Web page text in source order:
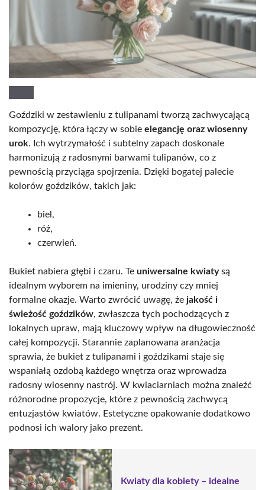
Goździki w zestawieniu z tulipanami tworzą zachwycającą
kompozycję, która łączy w sobie elegancję oraz wiosenny
urok. Ich wytrzymałość i subtelny zapach doskonale
harmonizują z radosnymi barwami tulipanów, co z
pewnością przyciąga spojrzenia. Dzięki bogatej palecie
kolorów goździków, takich jak:
biel,
róż,
czerwień.
Bukiet nabiera głębi i czaru. Te uniwersalne kwiatysą
idealnym wyborem na imieniny, urodziny czy mniej
formalne okazje. Warto zwrócić uwagę, że jakość i
świeżość goździków, zwłaszcza tych pochodzących z
lokalnych upraw, mają kluczowy wpływ na długowieczność
całej kompozycji. Starannie zaplanowana aranżacja
sprawia, że bukiet z tulipanami i goździkami staje się
wspaniałą ozdobą każdego wnętrza oraz wprowadza
radosny wiosenny nastrój. W kwiaciarniach można znaleźć
różnorodne propozycje, które z pewnością zachwycą
entuzjastów kwiatów. Estetyczne opakowanie dodatkowo
podnosi ich walory jako prezent.
Kwiaty dla kobiety – idealne